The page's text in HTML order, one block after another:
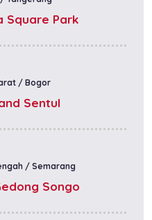
Square Park
/ Bogor
Sentul
/ Semarang
Songo